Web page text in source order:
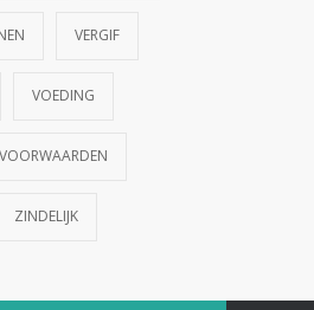
VERGIF
VOEDING
VOORWAARDEN
ZINDELIJK